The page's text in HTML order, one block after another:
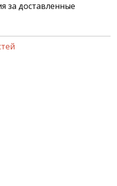
за доставленные